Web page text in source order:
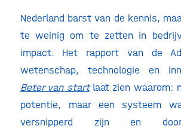
Nederland barst van de kennis,
te weinig om te zetten in
impact. Het rapport van de
wetenschap, technologie en
Beter van startlaat zien waarom:
potentie, maar een systeem
versnipperd zijn en